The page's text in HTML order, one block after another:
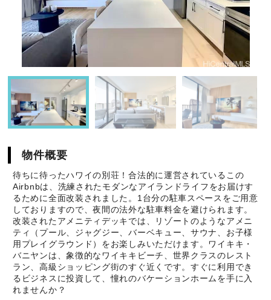
物件概要
待ちに待ったハワイの別荘！合法的に運営されているこの
Airbnbは、洗練されたモダンなアイランドライフをお届けす
るために全面改装されました。1台分の駐車スペースをご用意
しておりますので、夜間の法外な駐車料金を避けられます。
改装されたアメニティデッキでは、リゾートのようなアメニ
ティ（プール、ジャグジー、バーベキュー、サウナ、お子様
用プレイグラウンド）をお楽しみいただけます。ワイキキ・
バニヤンは、象徴的なワイキキビーチ、世界クラスのレスト
ラン、高級ショッピング街のすぐ近くです。すぐに利用でき
るビジネスに投資して、憧れのバケーションホームを手に入
れませんか？